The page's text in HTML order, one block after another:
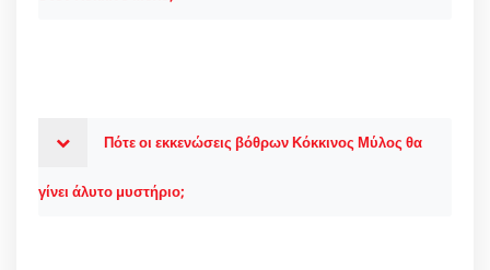
Πότε οι εκκενώσεις βόθρων Κόκκινος Μύλος θα
γίνει άλυτο μυστήριο;